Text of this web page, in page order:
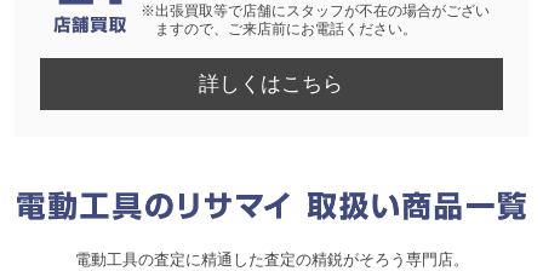
※出張買取等で店舗にスタッフが不在の場合がござい
ますので、ご来店前にお電話ください。
詳しくはこちら
電動工具の査定に精通した査定の精鋭がそろう専門店。